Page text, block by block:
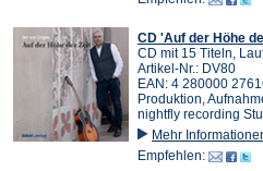
CD 'Auf der Höhe
CD mit 15 Titeln,
Artikel-Nr.: DV80
EAN: 4 280000
Produktion,
nightfly recording
Mehr
Empfehlen: